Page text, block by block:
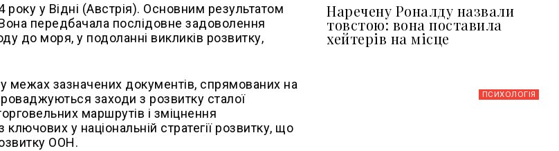
у Відні (Австрія). Основним результатом
передбачала послідовне задоволення
до моря, у подоланні викликів розвитку,
межах зазначених документів, спрямованих на
заходи з розвитку сталої
маршрутів і зміцнення
у національній стратегії розвитку, що
ООН.
Наречену Роналду назвали
товстою: вона поставила
хейтерів на місце
ПСИХОЛОГІЯ